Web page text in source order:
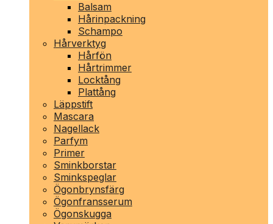
Balsam
Hårinpackning
Schampo
Hårverktyg
Hårfön
Hårtrimmer
Locktång
Plattång
Läppstift
Mascara
Nagellack
Parfym
Primer
Sminkborstar
Sminkspeglar
Ögonbrynsfärg
Ögonfransserum
Ögonskugga